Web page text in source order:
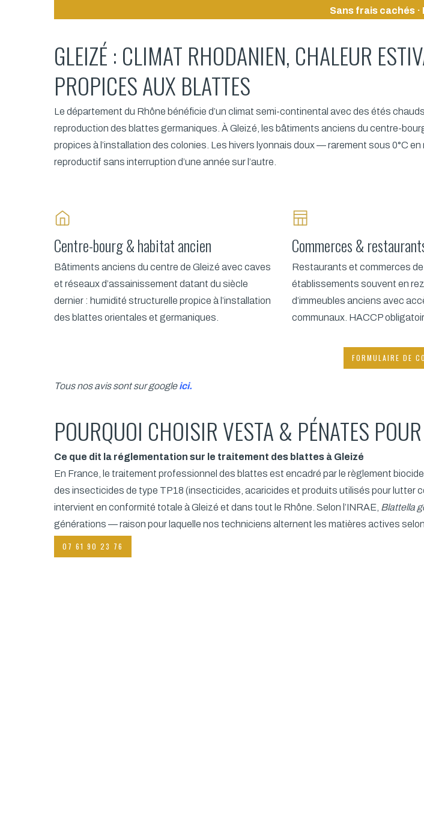
Sans frais cachés
GLEIZÉ : CLIMAT RHODANIEN, CHALEUR
PROPICES AUX BLATTES
Le département du Rhône bénéficie d’un climat semi-continental avec des étés
reproduction des blattes germaniques. À Gleizé, les bâtiments anciens du centre-
propices à l’installation des colonies. Les hivers lyonnais doux — rarement sous 0°C
reproductif sans interruption d’une année sur l’autre.
Centre-bourg & habitat ancien
Bâtiments anciens du centre de Gleizé avec caves
et réseaux d’assainissement datant du siècle
dernier : humidité structurelle propice à l’installation
des blattes orientales et germaniques.
Commerces &
Restaurants et commerces de
établissements souvent en
d’immeubles anciens avec
communaux. HACCP
FORMULAIRE DE
Tous nos avis sont sur google ici.
POURQUOI CHOISIR VESTA & PÉNATES
Ce que dit la réglementation sur le traitement des blattes à Gleizé
En France, le traitement professionnel des blattes est encadré par le règlement
des insecticides de type TP18 (insecticides, acaricides et produits utilisés pour
intervient en conformité totale à Gleizé et dans tout le Rhône. Selon l’INRAE, Blattella
générations — raison pour laquelle nos techniciens alternent les matières actives
07 61 90 23 76